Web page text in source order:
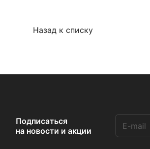
Назад к списку
Подписаться
на новости и акции